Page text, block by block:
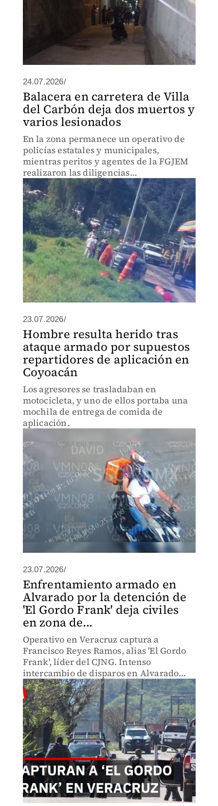
24.07.2026/
Balacera en carretera de Villa
del Carbón deja dos muertos y
varios lesionados
En la zona permanece un operativo de
policías estatales y municipales,
mientras peritos y agentes de la FGJEM
realizaron las diligencias
correspondientes.
23.07.2026/
Hombre resulta herido tras
ataque armado por supuestos
repartidores de aplicación en
Coyoacán
Los agresores se trasladaban en
motocicleta, y uno de ellos portaba una
mochila de entrega de comida de
aplicación.
23.07.2026/
Enfrentamiento armado en
Alvarado por la detención de
'El Gordo Frank' deja civiles
en zona de...
Operativo en Veracruz captura a
Francisco Reyes Ramos, alias 'El Gordo
Frank', líder del CJNG. Intenso
intercambio de disparos en Alvarado
deja civiles atrapados. Detenido junto a
su hijo y escoltas tras años de búsqueda
por secuestros.